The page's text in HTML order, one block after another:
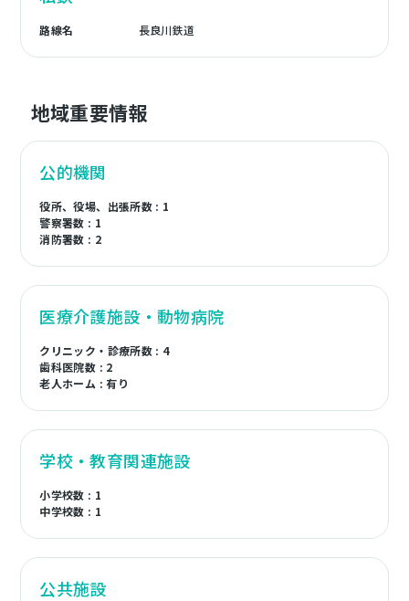
路線名 長良川鉄道
地域重要情報
公的機関
役所、役場、出張所数 : 1
警察署数 : 1
消防署数 : 2
医療介護施設・動物病院
クリニック・診療所数 : 4
歯科医院数 : 2
老人ホーム : 有り
学校・教育関連施設
小学校数 : 1
中学校数 : 1
公共施設